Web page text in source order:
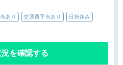
あり 交通費手当あり 日祝休み
を確認する